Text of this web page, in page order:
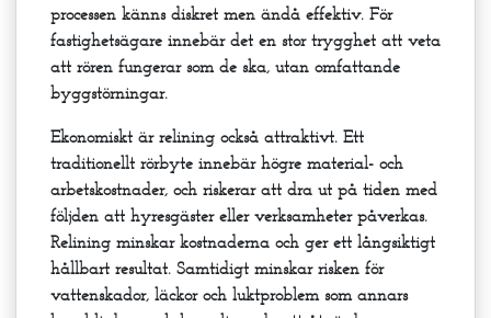
processen känns diskret men ändå effektiv. För
fastighetsägare innebär det en stor trygghet att veta
att rören fungerar som de ska, utan omfattande
byggstörningar.
Ekonomiskt är relining också attraktivt. Ett
traditionellt rörbyte innebär högre material- och
arbetskostnader, och riskerar att dra ut på tiden med
följden att hyresgäster eller verksamheter påverkas.
Relining minskar kostnaderna och ger ett långsiktigt
hållbart resultat. Samtidigt minskar risken för
vattenskador, läckor och luktproblem som annars